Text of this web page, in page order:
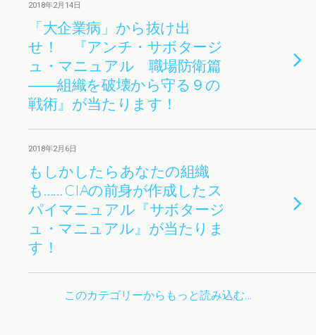
2018年2月14日
「大企業病」から抜け出
せ！ 『アンチ・サボタージ
ュ・マニュアル 職場防衛篇
――組織を破壊から守る９の
戦術』が当たります！
2018年2月6日
もしかしたらあなたの組織
も…… CIAの前身が作成したス
パイマニュアル『サボタージ
ュ・マニュアル』が当たりま
す！
このカテゴリーからもっと読み込む…